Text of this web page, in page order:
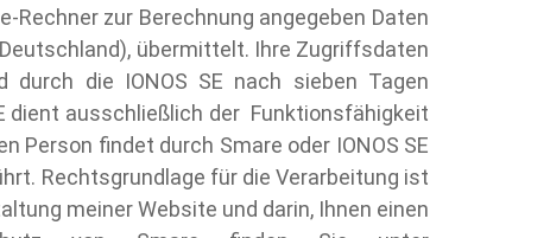
Rechner zur Berechnung angegeben Daten
Deutschland), übermittelt. Ihre Zugriffsdaten
durch die IONOS SE nach sieben Tagen
dient ausschließlich der Funktionsfähigkeit
Person findet durch Smare oder IONOS SE
Rechtsgrundlage für die Verarbeitung ist
meiner Website und darin, Ihnen einen